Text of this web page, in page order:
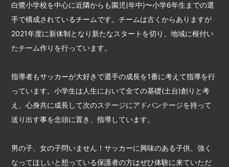
白鷺小学校を中心に近隣からも園児(年中)〜小学6年生までの選
手で構成されているチームです。チームは古くからありますが
2021年度に新体制となり新たなスタートを切り、地域に根付い
たチーム作りを行っています。
指導者もサッカーが大好きで選手の成長を1番に考えて指導を行
っています。小学生は人生において全ての基礎(土台)創りと考
え、心身共に成長して次のステージにアドバンテージを持って
送り出す事を念頭に置き、指導しています。
男の子、女の子問いません！サッカーに興味のある子供、強く
なってほしいと想っている保護者の方はぜひ体験に来ていただ